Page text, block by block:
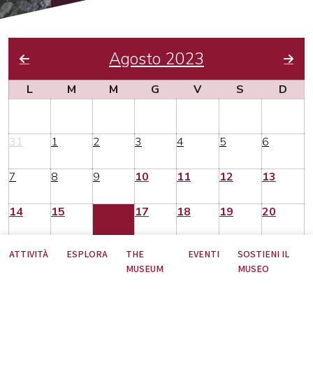
ATTIVITÀ ESPLORA
THE
MUSEUM
EVENTI
SOSTIENI IL
MUSEO
Agosto 2023
L M M G V S D
31 1 2 3 4 5 6
7 8 9 10 11 12 13
14 15 17 18 19 20